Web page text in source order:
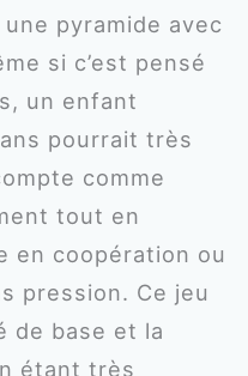
pyramide avec
si c’est pensé
un enfant
pourrait très
comme
tout en
en coopération ou
pression. Ce jeu
de base et la
étant très